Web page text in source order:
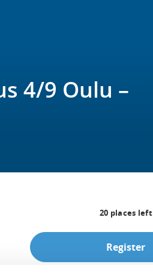
4/9 Oulu –
20 places left
Register